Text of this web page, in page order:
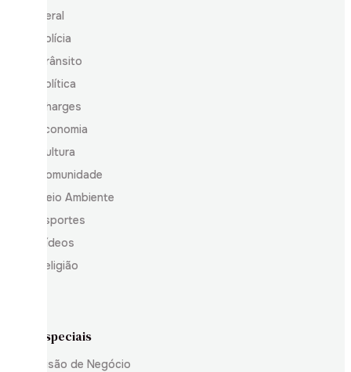
Geral
Polícia
Trânsito
Política
Charges
Economia
Cultura
Comunidade
Meio Ambiente
Esportes
Vídeos
Religião
Especiais
Visão de Negócio